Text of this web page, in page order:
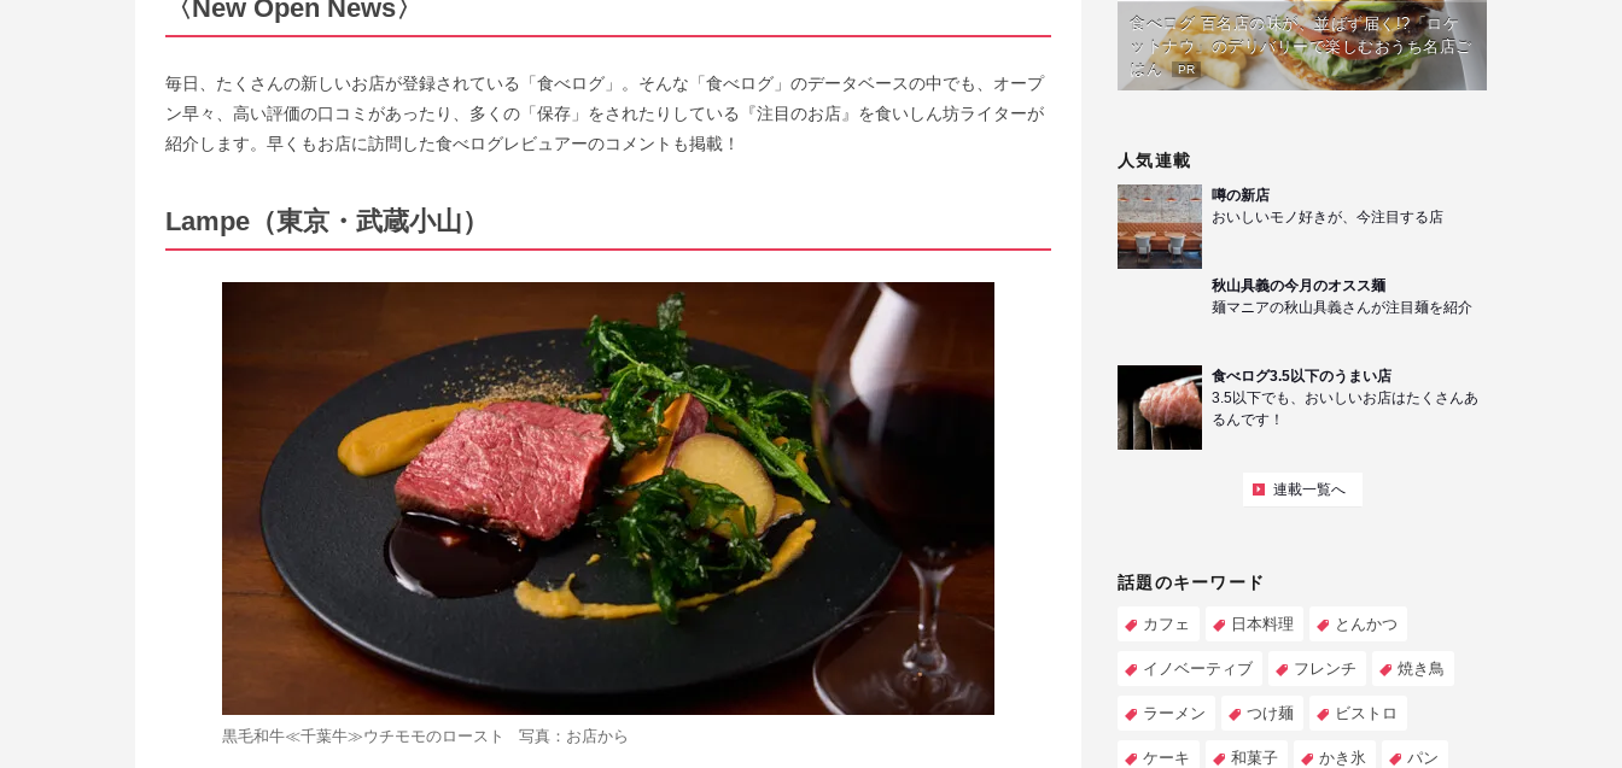
〈New Open News〉
毎日、たくさんの新しいお店が登録されている「食べログ」。そんな「食べログ」のデータベースの中でも、オープ
ン早々、高い評価の口コミがあったり、多くの「保存」をされたりしている『注目のお店』を食いしん坊ライターが
紹介します。早くもお店に訪問した食べログレビュアーのコメントも掲載！
Lampe（東京・武蔵小山）
黒毛和牛≪千葉牛≫ウチモモのロースト 写真：お店から
食べログ 百名店の味が、並ばず届く!?「ロケ
ットナウ」のデリバリーで楽しむおうち名店ご
はん
PR
人気連載
噂の新店
おいしいモノ好きが、今注目する店
秋山具義の今月のオスス麺
麺マニアの秋山具義さんが注目麺を紹介
食べログ3.5以下のうまい店
3.5以下でも、おいしいお店はたくさんあ
るんです！
連載一覧へ
話題のキーワード
カフェ 日本料理 とんかつ
イノベーティブ フレンチ 焼き鳥
ラーメン つけ麺 ビストロ
ケーキ 和菓子 かき氷 パン